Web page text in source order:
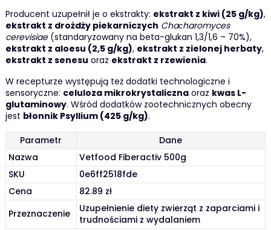
Producent uzupełnił je o ekstrakty: ekstrakt z kiwi (25 g/kg),
ekstrakt z drożdży piekarniczych Chaсharomyces
cerevisiae(standaryzowany na beta-glukan 1,3/1,6 – 70%),
ekstrakt z aloesu (2,5 g/kg), ekstrakt z zielonej herbaty,
ekstrakt z senesu oraz ekstrakt z rzewienia.
W recepturze występują też dodatki technologiczne i
sensoryczne: celuloza mikrokrystalicznaoraz kwas L-
glutaminowy. Wśród dodatków zootechnicznych obecny
jest błonnik Psyllium (425 g/kg).
Parametr
Dane
Nazwa
Vetfood Fiberactiv 500g
SKU
0e6ff2518fde
Cena
82.89 zł
Przeznaczenie
Uzupełnienie diety zwierząt z zaparciami i
trudnościami z wydalaniem